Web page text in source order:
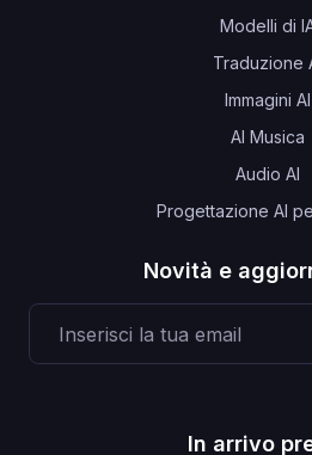
Modelli di
Traduzione
Immagini AI
AI Musica
Audio AI
Progettazione AI
Novità e
In arrivo